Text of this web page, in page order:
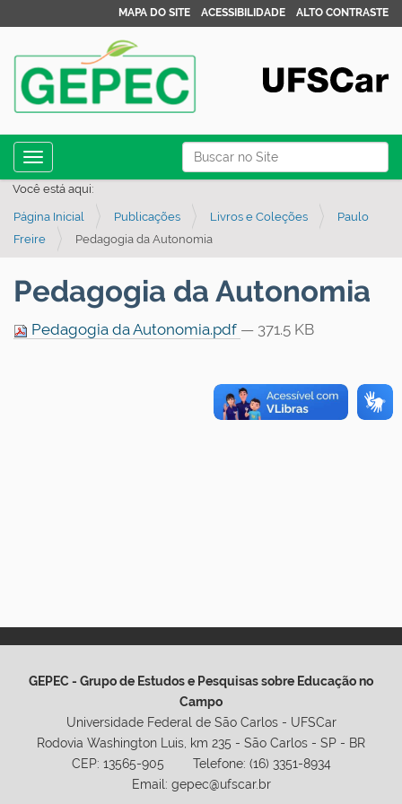
Busca
Busca Avançada…
MAPA DO SITE ACESSIBILIDADE ALTO CONTRASTE
Toggle navigation
Você está aqui:
Página Inicial Publicações Livros e Coleções
Paulo
Freire
Pedagogia da Autonomia
Pedagogia da Autonomia
Pedagogia da Autonomia.pdf — 371.5 KB
GEPEC - Grupo de Estudos e Pesquisas sobre Educação no
Campo
Universidade Federal de São Carlos - UFSCar
Rodovia Washington Luis, km 235 - São Carlos - SP - BR
CEP: 13565-905 Telefone: (16) 3351-8934
Email: gepec@ufscar.br